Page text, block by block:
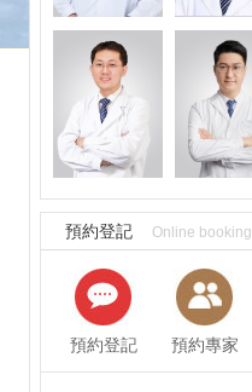
預約登記 Online booking
預約登記 預約專家